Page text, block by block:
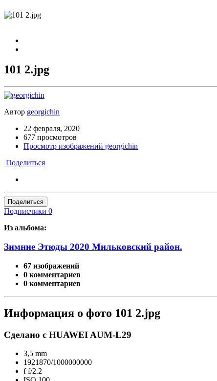
101 2.jpg
Автор georgichin
22 февраля, 2020
677 просмотров
Просмотр изображений georgichin
Поделиться
Поделиться
Подписчики 0
Из альбома:
Зимние Этюды 2020 Мильковский район.
67 изображений
0 комментариев
0 комментариев
Информация о фото 101 2.jpg
Сделано с HUAWEI AUM-L29
3,5 mm
1921870/1000000000
ff/2.2